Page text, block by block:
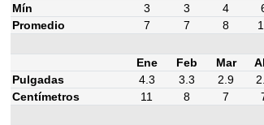
Mín
3 3 4
Promedio
7 7 8
Ene
Feb Mar
Pulgadas
4.3 3.3 2.9
Centímetros
11 8 7